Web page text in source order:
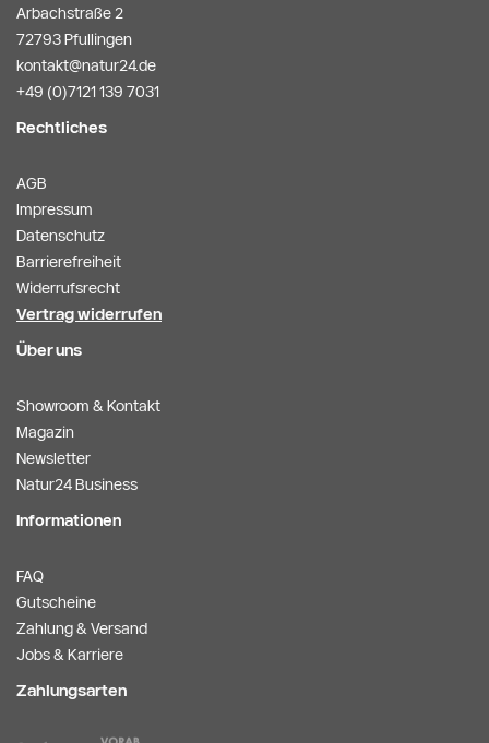
Arbachstraße 2
72793 Pfullingen
kontakt@natur24.de
+49 (0)7121 139 7031
Rechtliches
AGB
Impressum
Datenschutz
Barrierefreiheit
Widerrufsrecht
Vertrag widerrufen
Über uns
Showroom & Kontakt
Magazin
Newsletter
Natur24 Business
Informationen
FAQ
Gutscheine
Zahlung & Versand
Jobs & Karriere
Zahlungsarten